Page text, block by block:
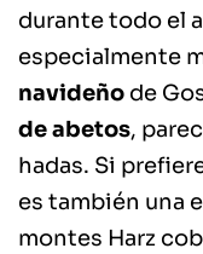
durante todo el
especialmente
navideño de
de abetos,
hadas. Si
es también una
montes Harz